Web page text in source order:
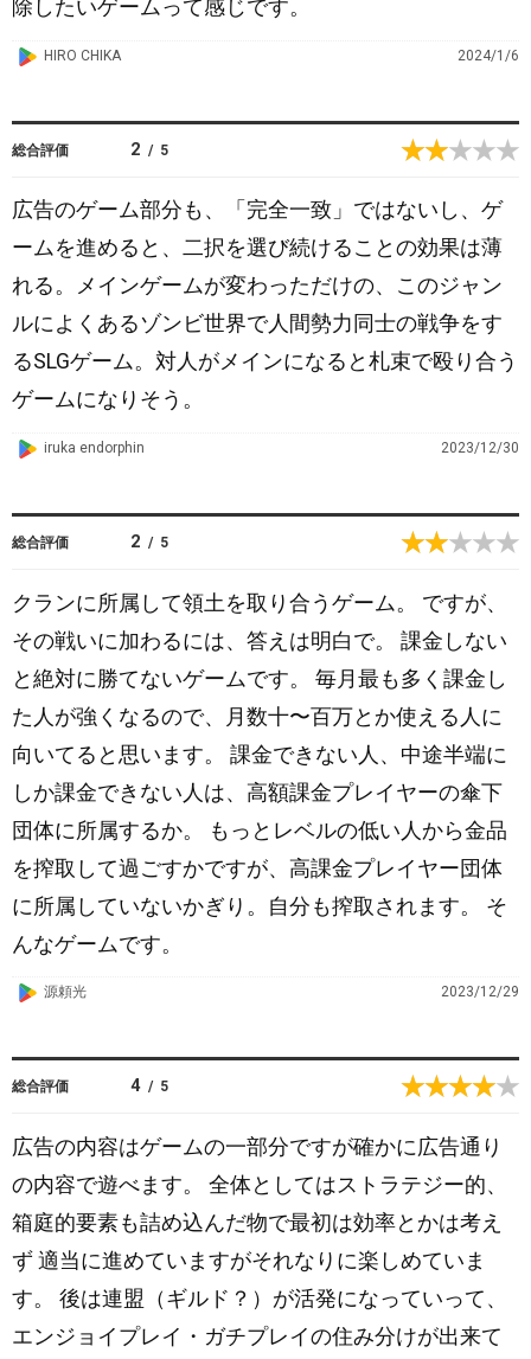
除したいゲームって感じです。
G
g
e
l
a
HIRO CHIKA 2024/1/6
総合評価 2 / 5
広告のゲーム部分も、「完全一致」ではないし、ゲ
ームを進めると、二択を選び続けることの効果は薄
れる。メインゲームが変わっただけの、このジャン
ルによくあるゾンビ世界で人間勢力同士の戦争をす
るSLGゲーム。対人がメインになると札束で殴り合う
ゲームになりそう。
G
g
l
a
y
iruka endorphin 2023/12/30
総合評価 2 / 5
クランに所属して領土を取り合うゲーム。 ですが、
その戦いに加わるには、答えは明白で。 課金しない
と絶対に勝てないゲームです。 毎月最も多く課金し
た人が強くなるので、月数十〜百万とか使える人に
向いてると思います。 課金できない人、中途半端に
しか課金できない人は、高額課金プレイヤーの傘下
団体に所属するか。 もっとレベルの低い人から金品
を搾取して過ごすかですが、高課金プレイヤー団体
に所属していないかぎり。自分も搾取されます。 そ
んなゲームです。
G
g
e
l
a
y
源頼光 2023/12/29
総合評価 4 / 5
広告の内容はゲームの一部分ですが確かに広告通り
の内容で遊べます。 全体としてはストラテジー的、
箱庭的要素も詰め込んだ物で最初は効率とかは考え
ず 適当に進めていますがそれなりに楽しめていま
す。 後は連盟（ギルド？）が活発になっていって、
エンジョイプレイ・ガチプレイの住み分けが出来て